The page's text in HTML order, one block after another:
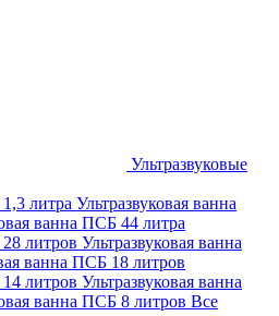
Ультразвуковые
литра Ультразвуковая ванна
ванна ПСБ 44 литра
литров Ультразвуковая ванна
ванна ПСБ 18 литров
литров Ультразвуковая ванна
ванна ПСБ 8 литров Все